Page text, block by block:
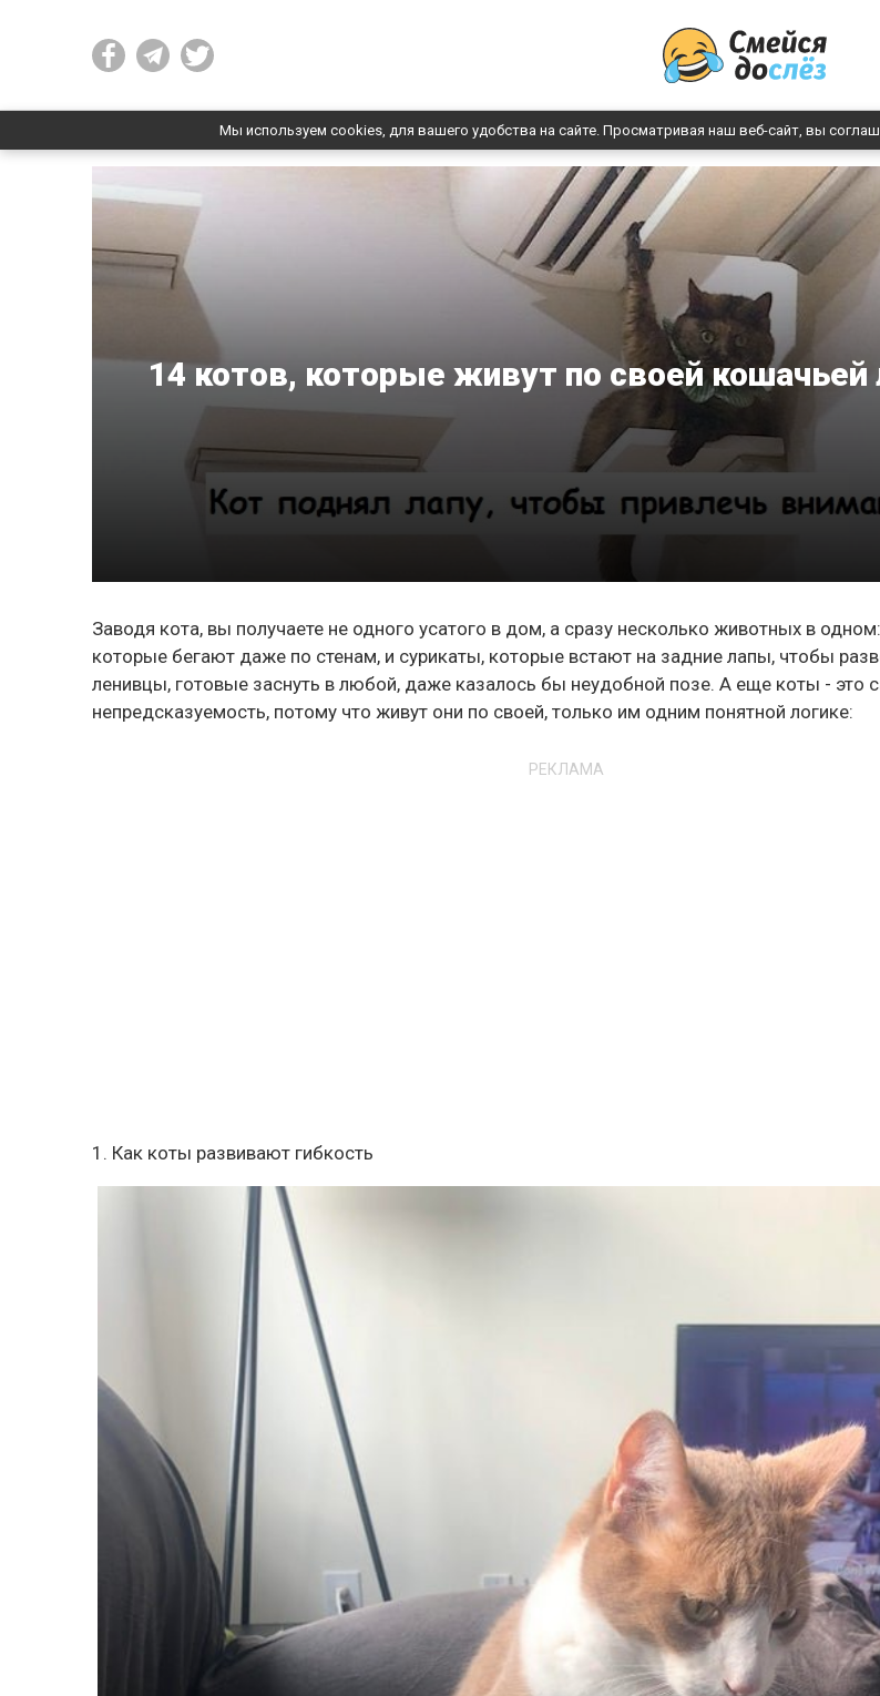
Мы используем cookies, для вашего удобства на сайте. Просматривая наш веб-сайт, вы
14 котов, которые живут по своей кошачьей
Заводя кота, вы получаете не одного усатого в дом, а сразу несколько животных в
которые бегают даже по стенам, и сурикаты, которые встают на задние лапы, чтобы
ленивцы, готовые заснуть в любой, даже казалось бы неудобной позе. А еще коты - это
непредсказуемость, потому что живут они по своей, только им одним понятной логике:
РЕКЛАМА
1. Как коты развивают гибкость